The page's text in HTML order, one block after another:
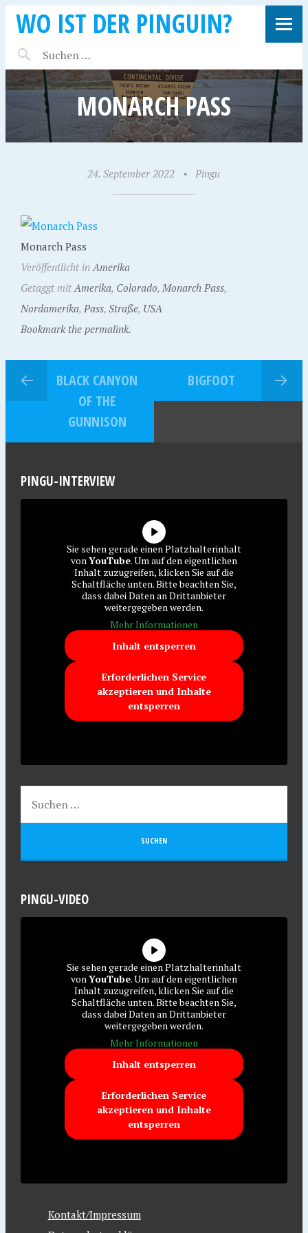
WO IST DER PINGUIN?
MONARCH PASS
24. September 2022 • Pingu
Monarch Pass
Veröffentlicht inAmerika
Getaggt mitAmerika, Colorado, Monarch Pass,
Nordamerika, Pass, Straße, USA
Bookmark the permalink.
BLACK CANYON
OF THE
GUNNISON
BIGFOOT
PINGU-INTERVIEW
Sie sehen gerade einen Platzhalterinhalt
vonYouTube. Um auf den eigentlichen
Inhalt zuzugreifen, klicken Sie auf die
Schaltfläche unten. Bitte beachten Sie,
dass dabei Daten an Drittanbieter
weitergegeben werden.
Mehr Informationen
Inhalt entsperren
Erforderlichen Service
akzeptieren und Inhalte
entsperren
PINGU-VIDEO
Sie sehen gerade einen Platzhalterinhalt
vonYouTube. Um auf den eigentlichen
Inhalt zuzugreifen, klicken Sie auf die
Schaltfläche unten. Bitte beachten Sie,
dass dabei Daten an Drittanbieter
weitergegeben werden.
Mehr Informationen
Inhalt entsperren
Erforderlichen Service
akzeptieren und Inhalte
entsperren
Kontakt/Impressum